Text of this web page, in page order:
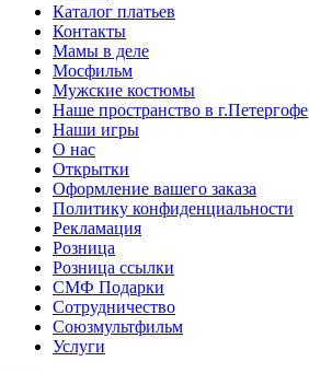
Каталог платьев
Контакты
Мамы в деле
Мосфильм
Мужские костюмы
Наше пространство в г.Петергофе
Наши игры
О нас
Открытки
Оформление вашего заказа
Политику конфиденциальности
Рекламация
Розница
Розница ссылки
СМФ Подарки
Сотрудничество
Союзмультфильм
Услуги